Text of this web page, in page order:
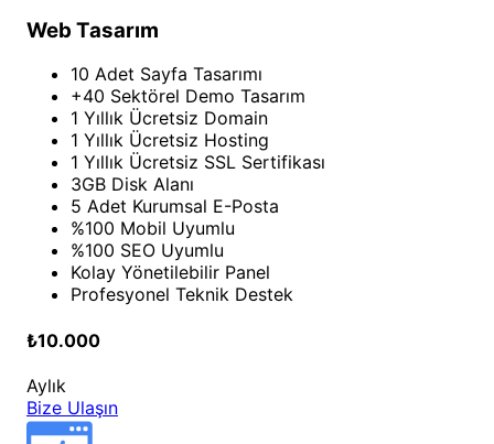
Web Tasarım
10 Adet Sayfa Tasarımı
+40 Sektörel Demo Tasarım
1 Yıllık Ücretsiz Domain
1 Yıllık Ücretsiz Hosting
1 Yıllık Ücretsiz SSL Sertifikası
3GB Disk Alanı
5 Adet Kurumsal E-Posta
%100 Mobil Uyumlu
%100 SEO Uyumlu
Kolay Yönetilebilir Panel
Profesyonel Teknik Destek
₺10.000
Aylık
Bize Ulaşın